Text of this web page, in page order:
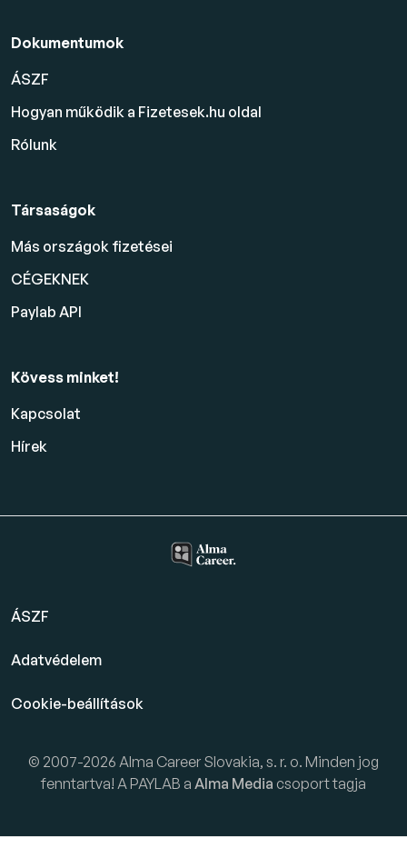
Dokumentumok
ÁSZF
Hogyan működik a Fizetesek.hu oldal
Rólunk
Társaságok
Más országok fizetései
CÉGEKNEK
Paylab API
Kövess minket!
Kapcsolat
Hírek
ÁSZF
Adatvédelem
Cookie-beállítások
© 2007-2026 Alma Career Slovakia, s. r. o. Minden jog
fenntartva! A PAYLAB a Alma Media csoport tagja